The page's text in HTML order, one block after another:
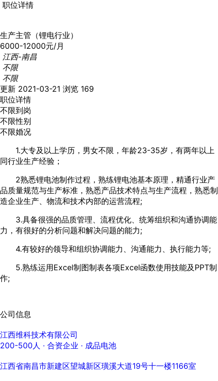
职位详情
生产主管（锂电行业）
6000-12000元/月
江西-南昌
不限
不限
更新 2021-03-21 浏览 169
职位详情
不限到岗
不限性别
不限婚况
1.大专及以上学历，男女不限，年龄23-35岁，有两年以上
同行业生产经验；
2熟悉锂电池制作过程，熟练锂电池基本原理，精通行业产
品质量规范与生产标准，熟悉产品技术特点与生产流程，熟悉制
造企业生产、物流和技术内部的运营流程;
3.具备很强的品质管理、流程优化、统筹组织和沟通协调能
力，有很好的分析问题和解决问题的能力;
4.有较好的领导和组织协调能力、沟通能力、执行能力等;
5.熟练运用Excel制图制表各项Excel函数使用技能及PPT制
作;
公司信息
江西维科技术有限公司
200-500人 · 合资企业 · 成品电池
江西省南昌市新建区望城新区璜溪大道19号十一楼1166室